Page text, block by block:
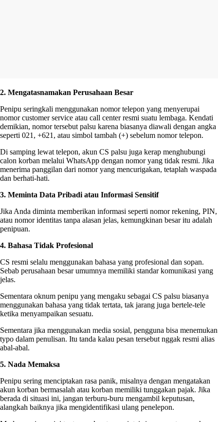
2. Mengatasnamakan Perusahaan Besar
Penipu seringkali menggunakan nomor telepon yang menyerupai
nomor customer service atau call center resmi suatu lembaga. Kendati
demikian, nomor tersebut palsu karena biasanya diawali dengan angka
seperti 021, +621, atau simbol tambah (+) sebelum nomor telepon.
Di samping lewat telepon, akun CS palsu juga kerap menghubungi
calon korban melalui WhatsApp dengan nomor yang tidak resmi. Jika
menerima panggilan dari nomor yang mencurigakan, tetaplah waspada
dan berhati-hati.
3. Meminta Data Pribadi atau Informasi Sensitif
Jika Anda diminta memberikan informasi seperti nomor rekening, PIN,
atau nomor identitas tanpa alasan jelas, kemungkinan besar itu adalah
penipuan.
4. Bahasa Tidak Profesional
CS resmi selalu menggunakan bahasa yang profesional dan sopan.
Sebab perusahaan besar umumnya memiliki standar komunikasi yang
jelas.
Sementara oknum penipu yang mengaku sebagai CS palsu biasanya
menggunakan bahasa yang tidak tertata, tak jarang juga bertele-tele
ketika menyampaikan sesuatu.
Sementara jika menggunakan media sosial, pengguna bisa menemukan
typo dalam penulisan. Itu tanda kalau pesan tersebut nggak resmi alias
abal-abal.
5. Nada Memaksa
Penipu sering menciptakan rasa panik, misalnya dengan mengatakan
akun korban bermasalah atau korban memiliki tunggakan pajak. Jika
berada di situasi ini, jangan terburu-buru mengambil keputusan,
alangkah baiknya jika mengidentifikasi ulang penelepon.